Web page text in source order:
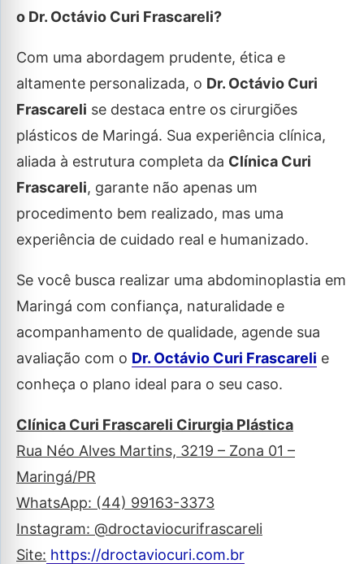
o Dr. Octávio Curi Frascareli?
Com uma abordagem prudente, ética e
altamente personalizada, o Dr. Octávio Curi
Frascareli se destaca entre os cirurgiões
plásticos de Maringá. Sua experiência clínica,
aliada à estrutura completa da Clínica Curi
Frascareli, garante não apenas um
procedimento bem realizado, mas uma
experiência de cuidado real e humanizado.
Se você busca realizar uma abdominoplastia em
Maringá com confiança, naturalidade e
acompanhamento de qualidade, agende sua
avaliação com o Dr. Octávio Curi Frascareli e
conheça o plano ideal para o seu caso.
Clínica Curi Frascareli Cirurgia Plástica
Rua Néo Alves Martins, 3219 – Zona 01 –
Maringá/PR
WhatsApp: (44) 99163-3373
Instagram: @droctaviocurifrascareli
Site: https://droctaviocuri.com.br